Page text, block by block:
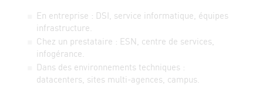
En entreprise : DSI, service informatique, équipes
infrastructure.
Chez un prestataire : ESN, centre de services,
infogérance.
Dans des environnements techniques :
datacenters, sites multi-agences, campus.